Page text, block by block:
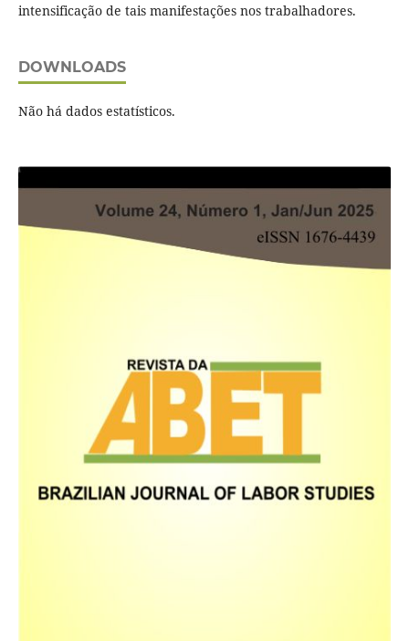
intensificação de tais manifestações nos trabalhadores.
DOWNLOADS
Não há dados estatísticos.